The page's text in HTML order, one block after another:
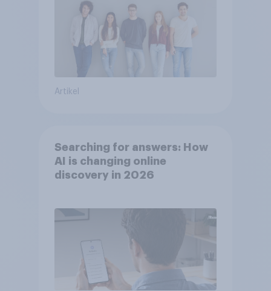
Artikel
Searching for answers: How
AI is changing online
discovery in 2026